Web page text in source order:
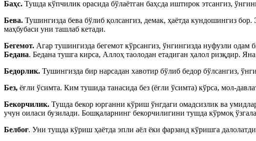
Баҳс. Тушда кўпчилик орасида бўлаётган баҳсда иштирок этсангиз,
Бева. Тушингизда бева бўлиб қолсангиз, демак, ҳаётда кундошингиз
маҳбубаси уни ташлаб кетади.
Бегемот. Агар тушингизда бегемот кўрсангиз, ўнгингизда нуфузли
Бедана. Бедана тушга кирса, Аллоҳ таолодан етадиган ҳалол ризқдир.
Бедорлик. Тушингизда бир нарсадан хавотир бўлиб бедор бўлсангиз,
Без, ёғли ўсимта. Ким тушида танасида без (ёғли ўсимта) кўрса, мол-
Бекорчилик. Тушда бекор юрганни кўриш ўнгдаги омадсизлик ва
учун оиласи бузилади. Бошқаларнинг бекорчилигини тушда кўрмоқ
Белбоғ. Уни тушда кўриш ҳаётда эпли аёл ёки фарзанд кўришга